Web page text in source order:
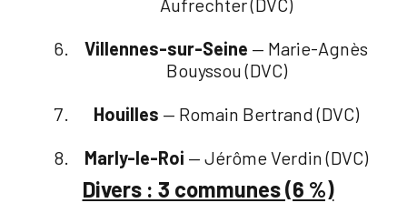
Villennes-sur-Seine — Marie-Agnès
Bouyssou (DVC)
Houilles — Romain Bertrand (DVC)
Marly-le-Roi — Jérôme Verdin (DVC)
Divers : 3 communes (6 %)